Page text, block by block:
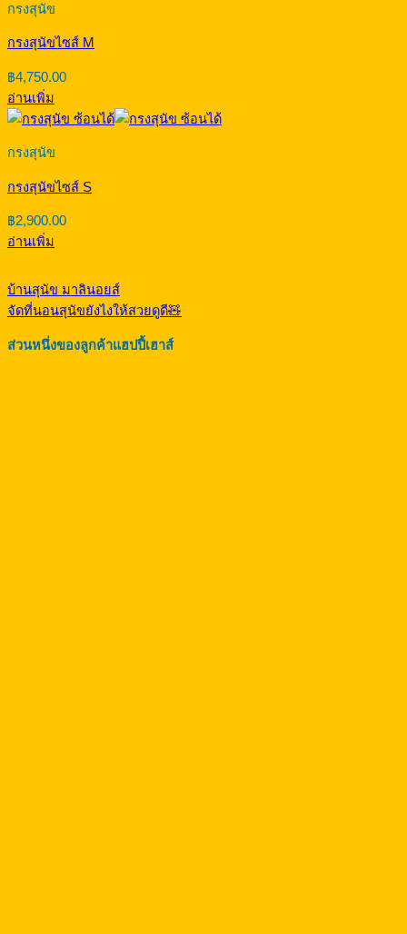
กรงสุนัข
กรงสุนัขไซส์ M
฿4,750.00
อ่านเพิ่ม
กรงสุนัข
กรงสุนัขไซส์ S
฿2,900.00
อ่านเพิ่ม
บ้านสุนัข มาลินอยส์
จัดที่นอนสุนัขยังไงให้สวยดูดี🧸
ส่วนหนึ่งของลูกค้าแฮปปี้เฮาส์